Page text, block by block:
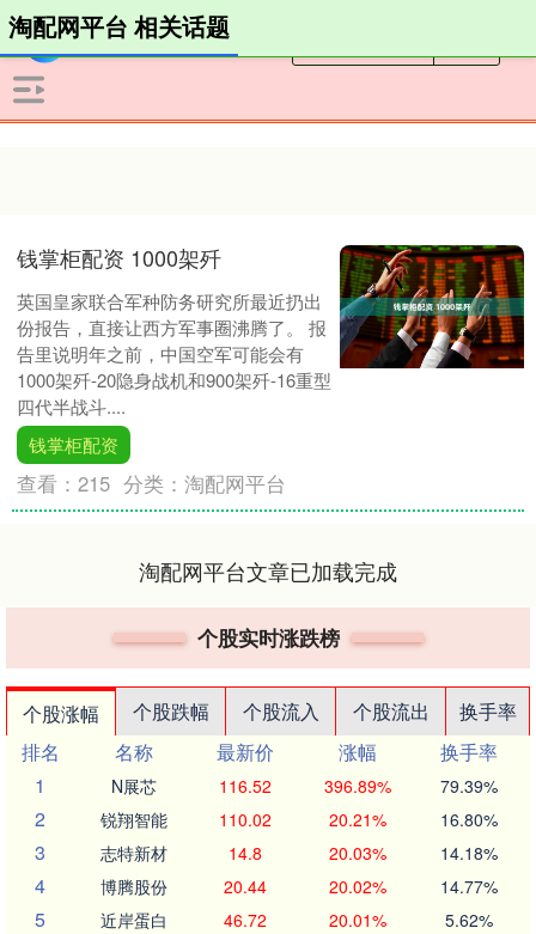
淘配网平台 相关话题
钱掌柜配资 1000架歼
英国皇家联合军种防务研究所最近扔出
份报告，直接让西方军事圈沸腾了。 报
告里说明年之前，中国空军可能会有
1000架歼-20隐身战机和900架歼-16重型
四代半战斗....
钱掌柜配资
查看：215 分类：淘配网平台
淘配网平台文章已加载完成
个股实时涨跌榜
个股涨幅 个股跌幅 个股流入 个股流出
换手率
排名
名称 最新价 涨幅
换手率
1
N展芯 116.52 396.89% 79.39%
2 锐翔智能 110.02 20.21% 16.80%
3 志特新材 14.8 20.03% 14.18%
4 博腾股份 20.44 20.02% 14.77%
5 近岸蛋白 46.72 20.01% 5.62%